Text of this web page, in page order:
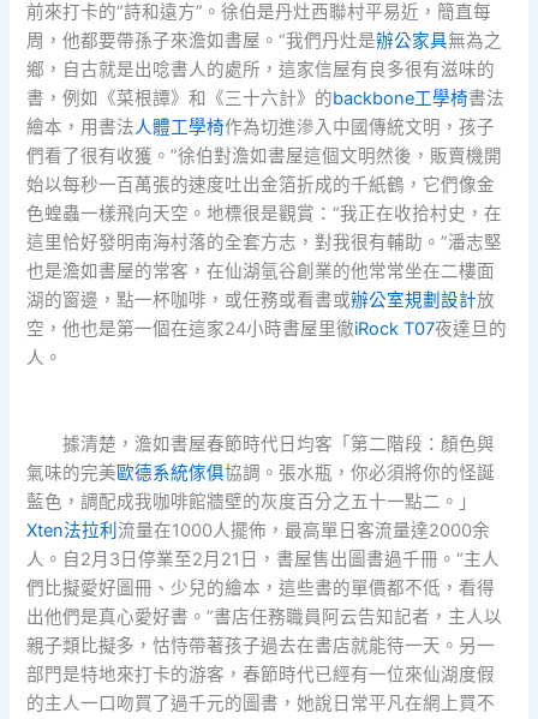
前來打卡的“詩和遠方”。徐伯是丹灶西聯村平易近，簡直每
周，他都要帶孫子來澹如書屋。“我們丹灶是辦公家具無為之
鄉，自古就是出唸書人的處所，這家信屋有良多很有滋味的
書，例如《菜根譚》和《三十六計》的backbone工學椅書法
繪本，用書法人體工學椅作為切進滲入中國傳統文明，孩子
們看了很有收獲。”徐伯對澹如書屋這個文明然後，販賣機開
始以每秒一百萬張的速度吐出金箔折成的千紙鶴，它們像金
色蝗蟲一樣飛向天空。地標很是觀賞：“我正在收拾村史，在
這里恰好發明南海村落的全套方志，對我很有輔助。”潘志堅
也是澹如書屋的常客，在仙湖氫谷創業的他常常坐在二樓面
湖的窗邊，點一杯咖啡，或任務或看書或辦公室規劃設計放
空，他也是第一個在這家24小時書屋里徹iRock T07夜達旦的
人。
據清楚，澹如書屋春節時代日均客「第二階段：顏色與
氣味的完美歐德系統傢俱協調。張水瓶，你必須將你的怪誕
藍色，調配成我咖啡館牆壁的灰度百分之五十一點二。」
Xten法拉利 流量在1000人擺佈，最高單日客流量達2000余
人。自2月3日停業至2月21日，書屋售出圖書過千冊。“主人
們比擬愛好圖冊、少兒的繪本，這些書的單價都不低，看得
出他們是真心愛好書。”書店任務職員阿云告知記者，主人以
親子類比擬多，怙恃帶著孩子過去在書店就能待一天。另一
部門是特地來打卡的游客，春節時代已經有一位來仙湖度假
的主人一口吻買了過千元的圖書，她說日常平凡在網上買不